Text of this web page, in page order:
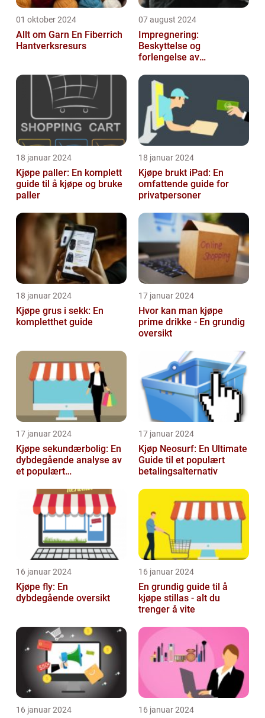
01 oktober 2024
Allt om Garn En Fiberrich
Hantverksresurs
07 august 2024
Impregnering:
Beskyttelse og
forlengelse av
18 januar 2024
Kjøpe paller: En komplett
guide til å kjøpe og bruke
paller
18 januar 2024
Kjøpe brukt iPad: En
omfattende guide for
privatpersoner
18 januar 2024
Kjøpe grus i sekk: En
kompletthet guide
17 januar 2024
Hvor kan man kjøpe
prime drikke - En grundig
oversikt
17 januar 2024
Kjøpe sekundærbolig: En
dybdegående analyse av
et populært
17 januar 2024
Kjøp Neosurf: En Ultimate
Guide til et populært
betalingsalternativ
16 januar 2024
Kjøpe fly: En
dybdegående oversikt
16 januar 2024
En grundig guide til å
kjøpe stillas - alt du
trenger å vite
16 januar 2024 16 januar 2024